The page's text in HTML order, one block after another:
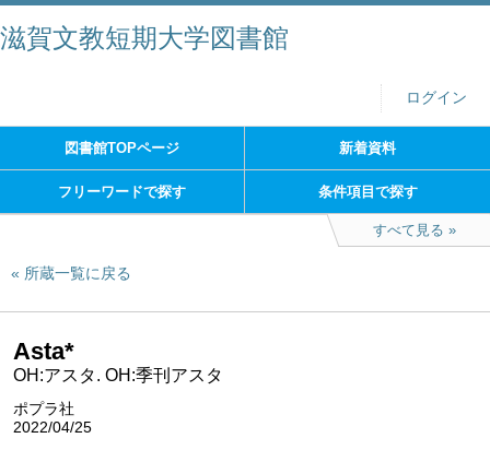
滋賀文教短期大学図書館
ログイン
図書館TOPページ 新着資料
フリーワードで探す 条件項目で探す
すべて見る
所蔵一覧に戻る
Asta*
OH:アスタ. OH:季刊アスタ
ポプラ社
2022/04/25